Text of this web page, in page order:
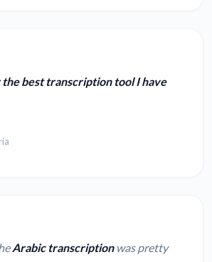
the best transcription tool I have
Arabic transcriptionwas pretty